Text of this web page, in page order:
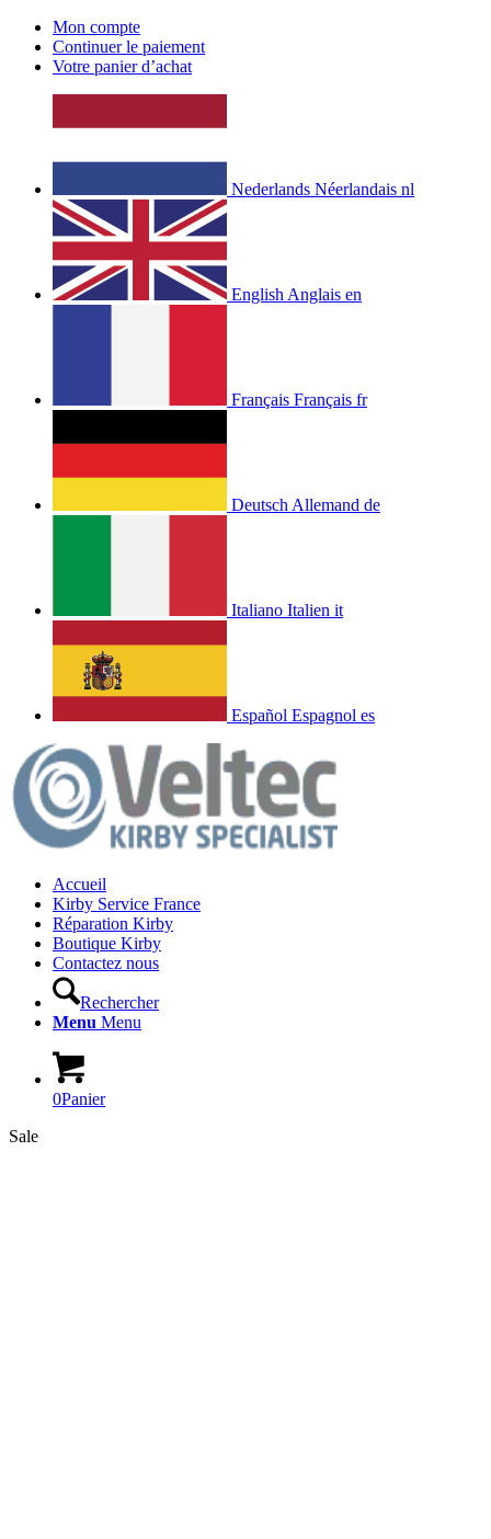
Mon compte
Continuer le paiement
Votre panier d’achat
Nederlands Néerlandais nl
English Anglais en
Français Français fr
Deutsch Allemand de
Italiano Italien it
Español Espagnol es
Accueil
Kirby Service France
Réparation Kirby
Boutique Kirby
Contactez nous
Rechercher
Menu Menu
0Panier
Sale